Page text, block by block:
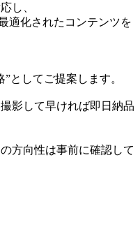
し、
適化されたコンテンツを
としてご提案します。
影して早ければ即日納品
方向性は事前に確認して